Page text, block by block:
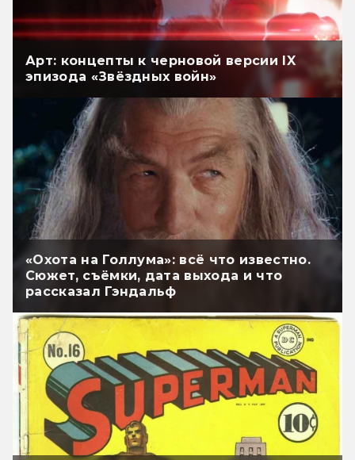
Арт: концепты к черновой версии IX
эпизода «Звёздных войн»
«Охота на Голлума»: всё что известно.
Сюжет, съёмки, дата выхода и что
рассказал Гэндальф